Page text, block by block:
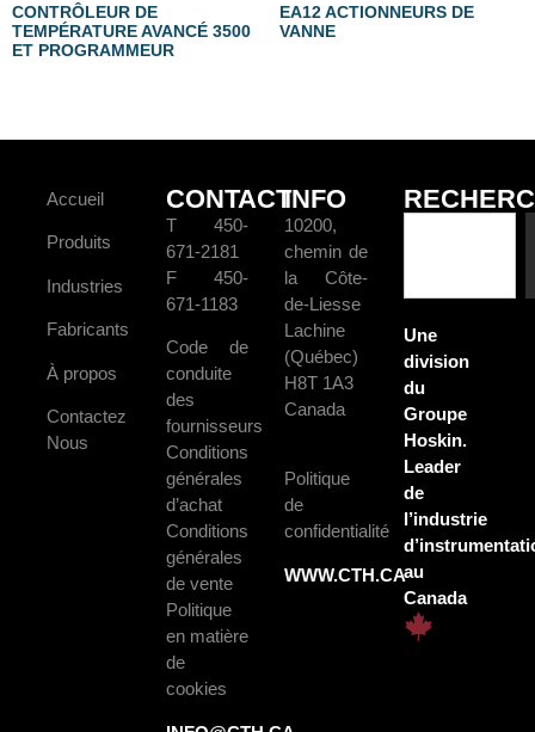
CONTRÔLEUR DE
TEMPÉRATURE AVANCÉ 3500
ET PROGRAMMEUR
EA12 ACTIONNEURS DE
VANNE
Accueil
Produits
Industries
Fabricants
À propos
Contactez
Nous
CONTACT
T 450-
671-2181
F 450-
671-1183
Code de
conduite
des
fournisseurs
Conditions
générales
d’achat
Conditions
générales
de vente
Politique
en matière
de
cookies
INFO
10200,
chemin de
la Côte-
de-Liesse
Lachine
(Québec)
H8T 1A3
Canada
Politique
de
confidentialité
WWW.CTH.CA
Une
division
du
Groupe
Hoskin.
Leader
de
l’industrie
au
Canada